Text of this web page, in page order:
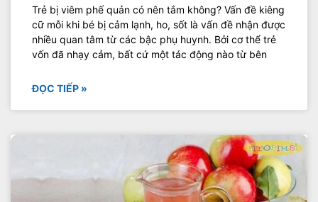
Trẻ bị viêm phế quản có nên tắm không? Vấn đề kiêng
cữ mỗi khi bé bị cảm lạnh, ho, sốt là vấn đề nhận được
nhiều quan tâm từ các bậc phụ huynh. Bởi cơ thể trẻ
vốn đã nhạy cảm, bất cứ một tác động nào từ bên
ĐỌC TIẾP »